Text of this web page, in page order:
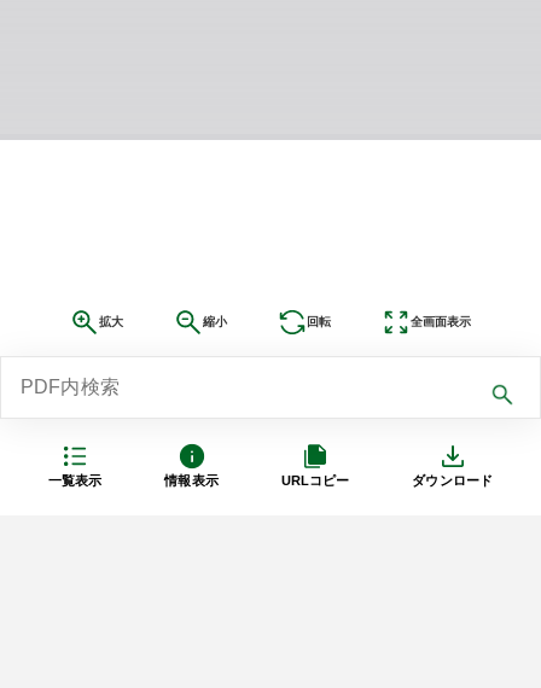
一覧表示 情報表示 URLコピー ダウンロード
拡大 縮小 回転 全画面表示